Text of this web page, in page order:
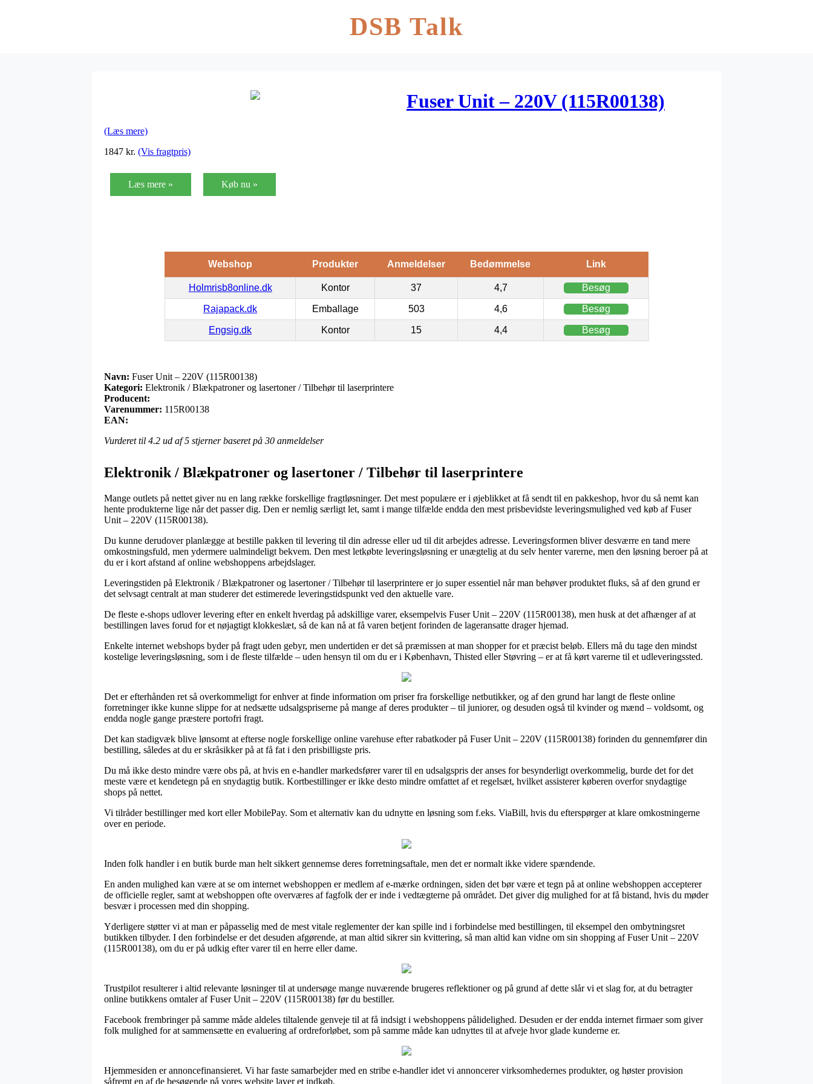
DSB Talk
Fuser Unit – 220V (115R00138)
(Læs mere)
1847 kr. (Vis fragtpris)
Læs mere » Køb nu »
Webshop Produkter Anmeldelser Bedømmelse Link
Holmrisb8online.dk Kontor 37 4,7 Besøg
Rajapack.dk Emballage 503 4,6 Besøg
Engsig.dk Kontor 15 4,4 Besøg
Navn: Fuser Unit – 220V (115R00138)
Kategori: Elektronik / Blækpatroner og lasertoner / Tilbehør til laserprintere
Producent:
Varenummer: 115R00138
EAN:
Vurderet til 4.2 ud af 5 stjerner baseret på 30 anmeldelser
Elektronik / Blækpatroner og lasertoner / Tilbehør til laserprintere
Mange outlets på nettet giver nu en lang række forskellige fragtløsninger. Det mest populære er i øjeblikket at få sendt til en pakkeshop, hvor du så nemt kan
hente produkterne lige når det passer dig. Den er nemlig særligt let, samt i mange tilfælde endda den mest prisbevidste leveringsmulighed ved køb af Fuser
Unit – 220V (115R00138).
Du kunne derudover planlægge at bestille pakken til levering til din adresse eller ud til dit arbejdes adresse. Leveringsformen bliver desværre en tand mere
omkostningsfuld, men ydermere ualmindeligt bekvem. Den mest letkøbte leveringsløsning er unægtelig at du selv henter varerne, men den løsning beroer på at
du er i kort afstand af online webshoppens arbejdslager.
Leveringstiden på Elektronik / Blækpatroner og lasertoner / Tilbehør til laserprintere er jo super essentiel når man behøver produktet fluks, så af den grund er
det selvsagt centralt at man studerer det estimerede leveringstidspunkt ved den aktuelle vare.
De fleste e-shops udlover levering efter en enkelt hverdag på adskillige varer, eksempelvis Fuser Unit – 220V (115R00138), men husk at det afhænger af at
bestillingen laves forud for et nøjagtigt klokkeslæt, så de kan nå at få varen betjent forinden de lageransatte drager hjemad.
Enkelte internet webshops byder på fragt uden gebyr, men undertiden er det så præmissen at man shopper for et præcist beløb. Ellers må du tage den mindst
kostelige leveringsløsning, som i de fleste tilfælde – uden hensyn til om du er i København, Thisted eller Støvring – er at få kørt varerne til et udleveringssted.
Det er efterhånden ret så overkommeligt for enhver at finde information om priser fra forskellige netbutikker, og af den grund har langt de fleste online
forretninger ikke kunne slippe for at nedsætte udsalgspriserne på mange af deres produkter – til juniorer, og desuden også til kvinder og mænd – voldsomt, og
endda nogle gange præstere portofri fragt.
Det kan stadigvæk blive lønsomt at efterse nogle forskellige online varehuse efter rabatkoder på Fuser Unit – 220V (115R00138) forinden du gennemfører din
bestilling, således at du er skråsikker på at få fat i den prisbilligste pris.
Du må ikke desto mindre være obs på, at hvis en e-handler markedsfører varer til en udsalgspris der anses for besynderligt overkommelig, burde det for det
meste være et kendetegn på en snydagtig butik. Kortbestillinger er ikke desto mindre omfattet af et regelsæt, hvilket assisterer køberen overfor snydagtige
shops på nettet.
Vi tilråder bestillinger med kort eller MobilePay. Som et alternativ kan du udnytte en løsning som f.eks. ViaBill, hvis du efterspørger at klare omkostningerne
over en periode.
Inden folk handler i en butik burde man helt sikkert gennemse deres forretningsaftale, men det er normalt ikke videre spændende.
En anden mulighed kan være at se om internet webshoppen er medlem af e-mærke ordningen, siden det bør være et tegn på at online webshoppen accepterer
de officielle regler, samt at webshoppen ofte overværes af fagfolk der er inde i vedtægterne på området. Det giver dig mulighed for at få bistand, hvis du møder
besvær i processen med din shopping.
Yderligere støtter vi at man er påpasselig med de mest vitale reglementer der kan spille ind i forbindelse med bestillingen, til eksempel den ombytningsret
butikken tilbyder. I den forbindelse er det desuden afgørende, at man altid sikrer sin kvittering, så man altid kan vidne om sin shopping af Fuser Unit – 220V
(115R00138), om du er på udkig efter varer til en herre eller dame.
Trustpilot resulterer i altid relevante løsninger til at undersøge mange nuværende brugeres reflektioner og på grund af dette slår vi et slag for, at du betragter
online butikkens omtaler af Fuser Unit – 220V (115R00138) før du bestiller.
Facebook frembringer på samme måde aldeles tiltalende genveje til at få indsigt i webshoppens pålidelighed. Desuden er der endda internet firmaer som giver
folk mulighed for at sammensætte en evaluering af ordreforløbet, som på samme måde kan udnyttes til at afveje hvor glade kunderne er.
Hjemmesiden er annoncefinansieret. Vi har faste samarbejder med en stribe e-handler idet vi annoncerer virksomhedernes produkter, og høster provision
såfremt en af de besøgende på vores website laver et indkøb.